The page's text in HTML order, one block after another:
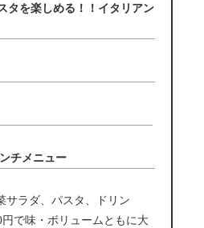
タを楽しめる！！イタリアン
チメニュー
サラダ、パスタ、ドリン
味・ボリュームともに大